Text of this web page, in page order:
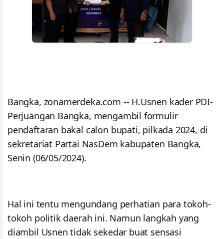
Bangka, zonamerdeka.com -- H.Usnen kader PDI-
Perjuangan Bangka, mengambil formulir
pendaftaran bakal calon bupati, pilkada 2024, di
sekretariat Partai NasDem kabupaten Bangka,
Senin (06/05/2024).
Hal ini tentu mengundang perhatian para tokoh-
tokoh politik daerah ini. Namun langkah yang
diambil Usnen tidak sekedar buat sensasi